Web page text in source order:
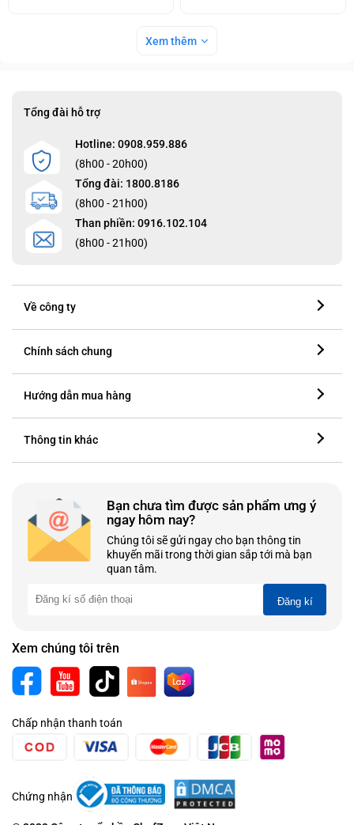
Xem thêm
Tổng đài hỗ trợ
Hotline: 0908.959.886
(8h00 - 20h00)
Tổng đài: 1800.8186
(8h00 - 21h00)
Than phiền: 0916.102.104
(8h00 - 21h00)
Về công ty
Chính sách chung
Hướng dẫn mua hàng
Thông tin khác
Bạn chưa tìm được sản phẩm ưng ý
ngay hôm nay?
Chúng tôi sẽ gửi ngay cho bạn thông tin
khuyến mãi trong thời gian sắp tới mà bạn
quan tâm.
Đăng kí
Xem chúng tôi trên
Chấp nhận thanh toán
Chứng nhận